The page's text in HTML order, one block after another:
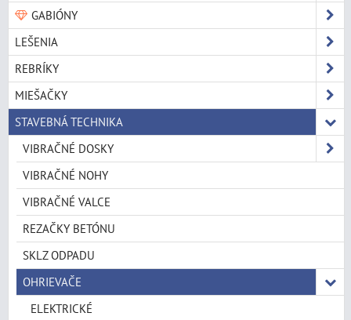
GABIÓNY
LEŠENIA
REBRÍKY
MIEŠAČKY
STAVEBNÁ TECHNIKA
VIBRAČNÉ DOSKY
VIBRAČNÉ NOHY
VIBRAČNÉ VALCE
REZAČKY BETÓNU
SKLZ ODPADU
OHRIEVAČE
ELEKTRICKÉ